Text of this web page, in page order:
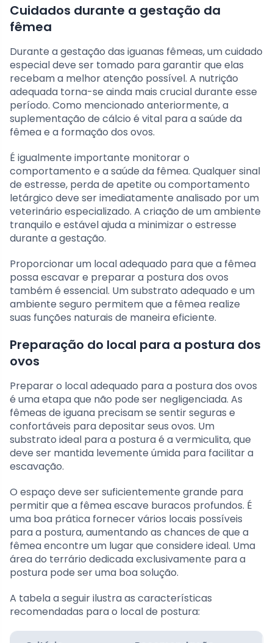
Cuidados durante a gestação da
fêmea
Durante a gestação das iguanas fêmeas, um cuidado
especial deve ser tomado para garantir que elas
recebam a melhor atenção possível. A nutrição
adequada torna-se ainda mais crucial durante esse
período. Como mencionado anteriormente, a
suplementação de cálcio é vital para a saúde da
fêmea e a formação dos ovos.
É igualmente importante monitorar o
comportamento e a saúde da fêmea. Qualquer sinal
de estresse, perda de apetite ou comportamento
letárgico deve ser imediatamente analisado por um
veterinário especializado. A criação de um ambiente
tranquilo e estável ajuda a minimizar o estresse
durante a gestação.
Proporcionar um local adequado para que a fêmea
possa escavar e preparar a postura dos ovos
também é essencial. Um substrato adequado e um
ambiente seguro permitem que a fêmea realize
suas funções naturais de maneira eficiente.
Preparação do local para a postura dos
ovos
Preparar o local adequado para a postura dos ovos
é uma etapa que não pode ser negligenciada. As
fêmeas de iguana precisam se sentir seguras e
confortáveis para depositar seus ovos. Um
substrato ideal para a postura é a vermiculita, que
deve ser mantida levemente úmida para facilitar a
escavação.
O espaço deve ser suficientemente grande para
permitir que a fêmea escave buracos profundos. É
uma boa prática fornecer vários locais possíveis
para a postura, aumentando as chances de que a
fêmea encontre um lugar que considere ideal. Uma
área do terrário dedicada exclusivamente para a
postura pode ser uma boa solução.
A tabela a seguir ilustra as características
recomendadas para o local de postura: